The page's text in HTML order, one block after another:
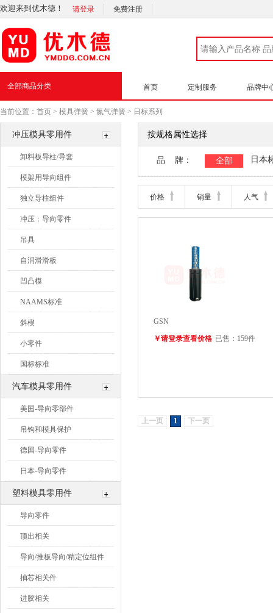
欢迎来到优木德！ 请登录 免费注册
全部商品分类 首页 定制服务 品牌中
当前位置： 首页 > 模具弹簧 > 氮气弹簧 > 日标系列
冲压模具零用件
卸料板导柱/导套
模架用导向组件
独立导柱组件
冲压：导向零件
吊具
自润滑滑板
凹凸模
NAAMS标准
斜楔
小零件
国标标准
汽车模具零用件
美国-导向零部件
吊钩和模具保护
德国-导向零件
日本-导向零件
塑料模具零用件
导向零件
顶出相关
导向/推板导向/精定位组件
抽芯相关件
进胶相关
按规格属性选择
品 牌： 全部 日本
Feintool
价格 销量 人气
GSN
￥请登录查看价格 已售：159件
上一页 1 下一页